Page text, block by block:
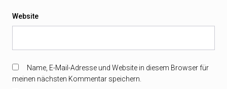
Website
Name, E-Mail-Adresse und Website in diesem Browser für
meinen nächsten Kommentar speichern.